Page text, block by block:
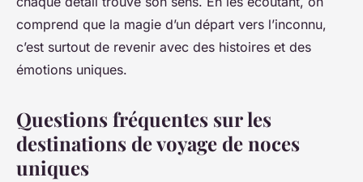
comprend que la magie d’un départ vers l’inconnu,
c’est surtout de revenir avec des histoires et des
émotions uniques.
Questions fréquentes sur les
destinations de voyage de noces
uniques